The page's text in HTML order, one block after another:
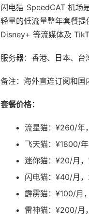
闪电猫 SpeedCAT 机场
轻量的低流量整年套餐
Disney+ 等流媒体及
服务器：香港、日本、台
备注：海外直连订阅和国
套餐价格：
流星猫：¥260/年
飞天猫：¥1800/
迷你猫：¥20/月
闪电猫：¥40/月
霹雳猫：¥100/月
雷神猫：¥200/月